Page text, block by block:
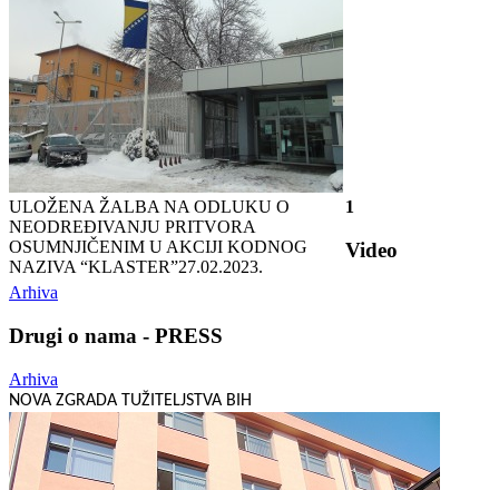
ULOŽENA ŽALBA NA ODLUKU O
NEODREĐIVANJU PRITVORA
OSUMNJIČENIM U AKCIJI KODNOG
NAZIVA “KLASTER”27.02.2023.
1
Video
Arhiva
Drugi o nama - PRESS
Arhiva
NOVA ZGRADA TUŽITELJSTVA BIH